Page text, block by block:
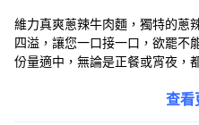
維力真爽蔥辣牛肉麵，獨特的蔥
四溢，讓您一口接一口，欲罷不
份量適中，無論是正餐或宵夜，
品以其專業的食品製造經驗，為
查看